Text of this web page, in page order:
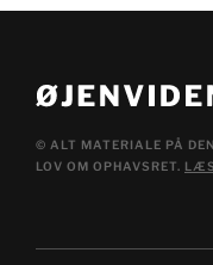
© ALT MATERIALE PÅ
LOV OM OPHAVSRET. LÆS